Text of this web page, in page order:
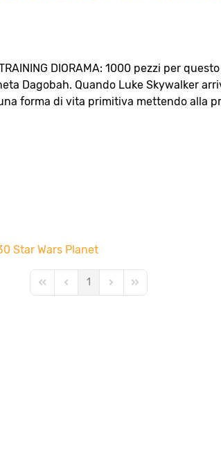
DIORAMA: 1000 pezzi per
Dagobah. Quando Luke Skywalker
forma di vita primitiva mettendo alla
Star Wars Planet
First PagePrevious Page
1 Next PageLast Page